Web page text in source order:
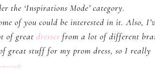
‘Inspirations Mode’ category.
of you could be interested in it. Also,
of great dresses from a lot of different
great stuff for my prom dress, so I really